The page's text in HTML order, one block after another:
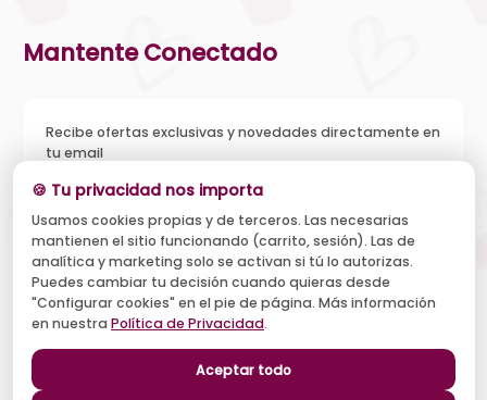
Mantente Conectado
Recibe ofertas exclusivas y novedades directamente en
tu email
Acepto recibir novedades y ofertas, y el tratamiento de mi
email según la Política de Privacidad . Puedo darme de baja
cuando quiera.
Suscribirse
🍪 Tu privacidad nos importa
Usamos cookies propias y de terceros. Las necesarias
mantienen el sitio funcionando (carrito, sesión). Las de
analítica y marketing solo se activan si tú lo autorizas.
Puedes cambiar tu decisión cuando quieras desde
"Configurar cookies" en el pie de página. Más información
en nuestra Política de Privacidad.
Aceptar todo